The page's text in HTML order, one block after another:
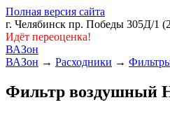
Полная версия сайта
г. Челябинск пр. Победы 305Д/1
Идёт переоценка!
ВАЗон
ВАЗон → Расходники →
Фильтр воздушный